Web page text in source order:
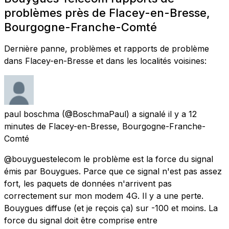
problèmes près de Flacey-en-Bresse,
Bourgogne-Franche-Comté
Dernière panne, problèmes et rapports de problème
dans Flacey-en-Bresse et dans les localités voisines:
paul boschma (@BoschmaPaul) a signalé il y a 12
minutes de Flacey-en-Bresse, Bourgogne-Franche-
Comté
@bouyguestelecom le problème est la force du signal
émis par Bouygues. Parce que ce signal n'est pas assez
fort, les paquets de données n'arrivent pas
correctement sur mon modem 4G. Il y a une perte.
Bouygues diffuse (et je reçois ça) sur -100 et moins. La
force du signal doit être comprise entre